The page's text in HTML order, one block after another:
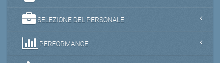
SELEZIONE DEL PERSONALE
PERFORMANCE